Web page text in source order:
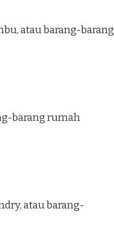
atau barang-barang
barang rumah
atau barang-